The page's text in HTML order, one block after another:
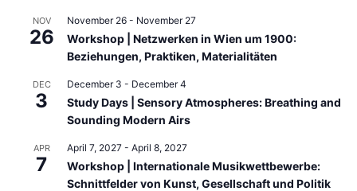
NOV
26
November 26 - November 27
Workshop | Netzwerken in Wien um 1900:
Beziehungen, Praktiken, Materialitäten
DEC
3
December 3 - December 4
Study Days | Sensory Atmospheres: Breathing and
Sounding Modern Airs
APR
7
April 7, 2027 - April 8, 2027
Workshop | Internationale Musikwettbewerbe:
Schnittfelder von Kunst, Gesellschaft und Politik